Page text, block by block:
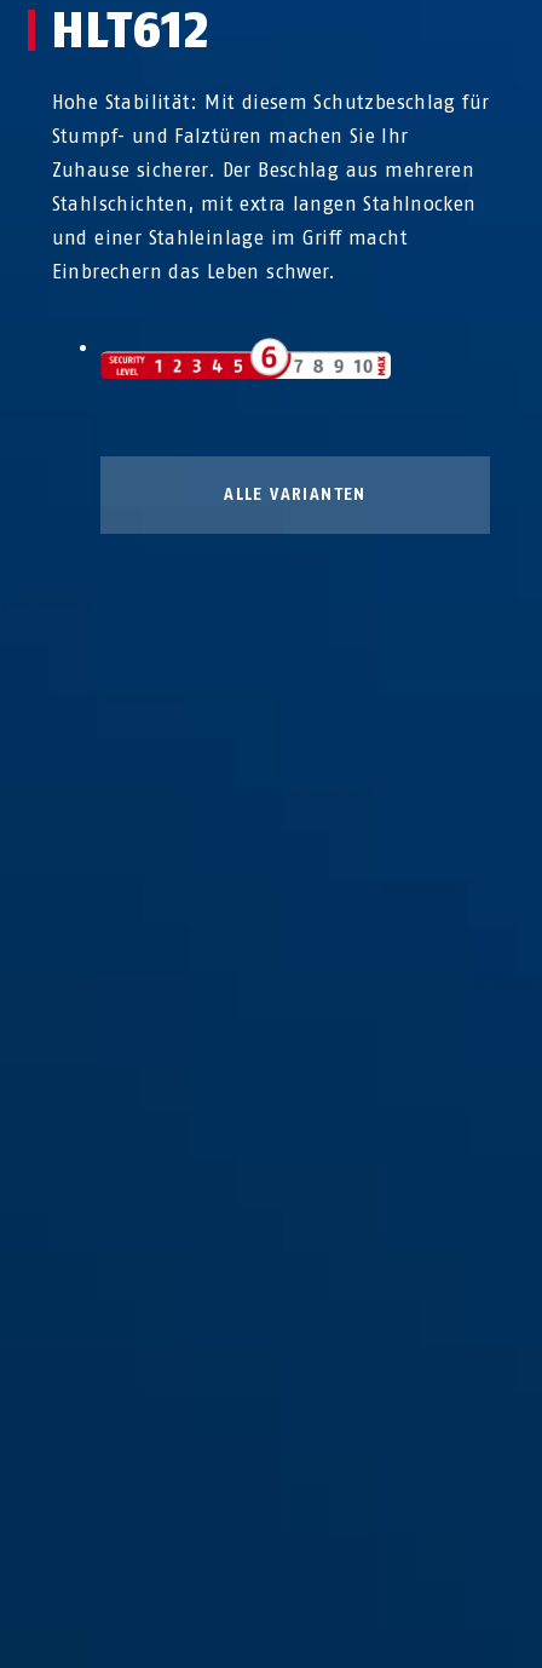
HLT612
Hohe Stabilität: Mit diesem Schutzbeschlag für
Stumpf- und Falztüren machen Sie Ihr
Zuhause sicherer. Der Beschlag aus mehreren
Stahlschichten, mit extra langen Stahlnocken
und einer Stahleinlage im Griff macht
Einbrechern das Leben schwer.
ALLE VARIANTEN